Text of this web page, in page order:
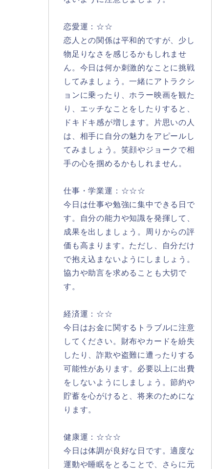
恋愛運：☆☆
恋人との関係は平和的ですが、少し
物足りなさを感じるかもしれませ
ん。今日は何か刺激的なことに挑戦
してみましょう。一緒にアトラクシ
ョンに乗ったり、ホラー映画を観た
り、エッチなことをしたりすると、
ドキドキ感が増します。片思いの人
は、相手に自分の魅力をアピールし
てみましょう。笑顔やジョークで相
手の心を掴めるかもしれません。
仕事・学業運：☆☆☆
今日は仕事や勉強に集中できる日で
す。自分の能力や知識を発揮して、
成果を出しましょう。周りからの評
価も高まります。ただし、自分だけ
で抱え込まないようにしましょう。
協力や助言を求めることも大切で
す。
経済運：☆☆
今日はお金に関するトラブルに注意
してください。財布やカードを紛失
したり、詐欺や盗難に遭ったりする
可能性があります。必要以上に出費
をしないようにしましょう。節約や
貯蓄を心がけると、将来のためにな
ります。
健康運：☆☆☆
今日は体調が良好な日です。適度な
運動や睡眠をとることで、さらに元